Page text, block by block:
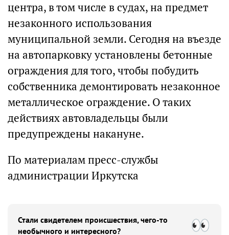
центра, в том числе в судах, на предмет
незаконного использования
муниципальной земли. Сегодня на въезде
на автопарковку установлены бетонные
ограждения для того, чтобы побудить
собственника демонтировать незаконное
металлическое ограждение. О таких
действиях автовладельцы были
предупреждены накануне.
По материалам пресс-службы
администрации Иркутска
Стали свидетелем происшествия, чего-то
необычного и интересного?